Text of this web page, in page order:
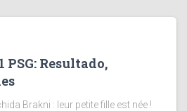
PSG: Resultado,
Brakni : leur petite fille est née !